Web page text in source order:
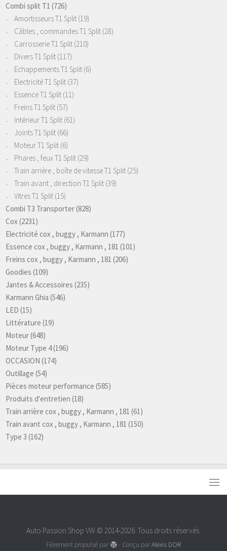
Combi split T1 (726)
Amortisseurs T1 Split (19)
Câbles , commandes T1 Split (28)
Carrosserie T1 Split (210)
Divers T1 Split (117)
Echappements T1 Split (6)
Electricité T1 Split (37)
Essence T1 Split (11)
Freins T1 Split (57)
Intérieur T1 Split (61)
Joints T1 Split (66)
Moteur T1 Split (6)
Phares , feux T1 Split (29)
Train arrière , boîte de vitesse T1 Split (25)
Train avant , direction T1 Split (39)
Vitres T1 Split (15)
Combi T3 Transporter(828)
Cox(2231)
Electricité cox , buggy , Karmann (177)
Essence cox , buggy , Karmann , 181 (101)
Freins cox , buggy , Karmann , 181 (206)
Goodies (109)
Jantes & Accessoires (235)
Karmann Ghia (546)
LED (15)
Littérature (19)
Moteur(648)
Moteur Type 4(196)
OCCASION (174)
Outillage (54)
Pièces moteur performance (585)
Produits d'entretien (18)
Train arrière cox , buggy , Karmann , 181 (61)
Train avant cox , buggy , Karmann , 181 (150)
Type 3 (162)
Auto Passion Shop VW © 2014-2026. Tous droits réservés.
Fièrement propulsé par - Conçu parAlexis DOR